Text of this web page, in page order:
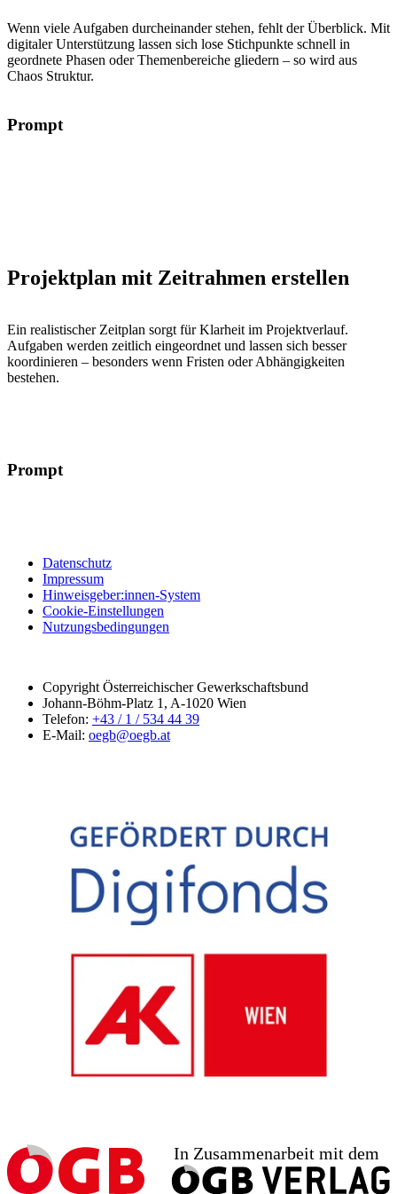
Wenn viele Aufgaben durcheinander stehen, fehlt der Überblick. Mit
digitaler Unterstützung lassen sich lose Stichpunkte schnell in
geordnete Phasen oder Themenbereiche gliedern – so wird aus
Chaos Struktur.
Prompt
Projektplan mit Zeitrahmen erstellen
Ein realistischer Zeitplan sorgt für Klarheit im Projektverlauf.
Aufgaben werden zeitlich eingeordnet und lassen sich besser
koordinieren – besonders wenn Fristen oder Abhängigkeiten
bestehen.
Prompt
Datenschutz
Impressum
Hinweisgeber:innen-System
Cookie-Einstellungen
Nutzungsbedingungen
Copyright Österreichischer Gewerkschaftsbund
Johann-Böhm-Platz 1, A-1020 Wien
Telefon: +43 / 1 / 534 44 39
E-Mail: oegb@oegb.at